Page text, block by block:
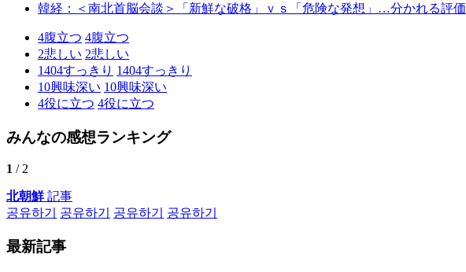
韓経：＜南北首脳会談＞「新鮮な破格」ｖｓ「危険な発想」…分かれる評価
4腹立つ 4腹立つ
2悲しい 2悲しい
1404すっきり 1404すっきり
10興味深い 10興味深い
4役に立つ 4役に立つ
みんなの感想ランキング
1 / 2
北朝鮮記事
공유하기
공유하기 공유하기 공유하기
最新記事